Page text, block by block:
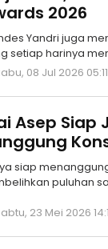
2026
Yandri juga
setiap harinya
08 Jul 2026
Asep Siap
siap
puluhan
23 Mei 2026